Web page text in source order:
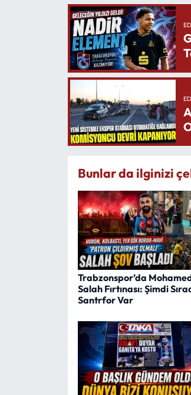
Bunlar da ilginizi
Trabzonspor’da
Salah Fırtınası: Şimdi
Santrfor Var